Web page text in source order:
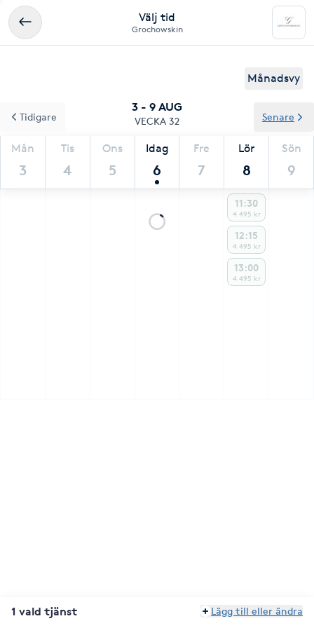
Välj tid
Grochowskin
Månadsvy
3 - 9 AUG
VECKA 32
Mån
3
Tis
4
Ons
5
Idag
6
Fre
7
Lör
8
Sön
9
Tidigare Senare
11:30
4 495 kr
12:15
4 495 kr
13:00
4 495 kr
1 vald tjänst Lägg till eller ändra